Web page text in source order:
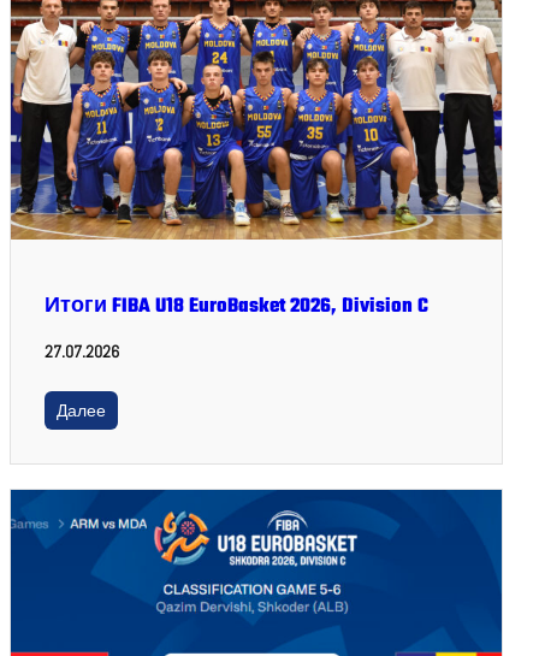
Итоги FIBA U18 EuroBasket 2026, Division C
27.07.2026
Далее